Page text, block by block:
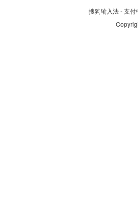
搜狗输入法-支付